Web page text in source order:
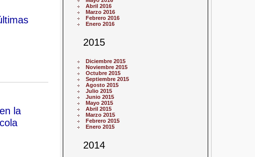
la
Abril 2016
Marzo 2016
Febrero 2016
Enero 2016
2015
Diciembre 2015
Noviembre 2015
Octubre 2015
Septiembre 2015
Agosto 2015
Julio 2015
Junio 2015
Mayo 2015
Abril 2015
Marzo 2015
Febrero 2015
Enero 2015
2014